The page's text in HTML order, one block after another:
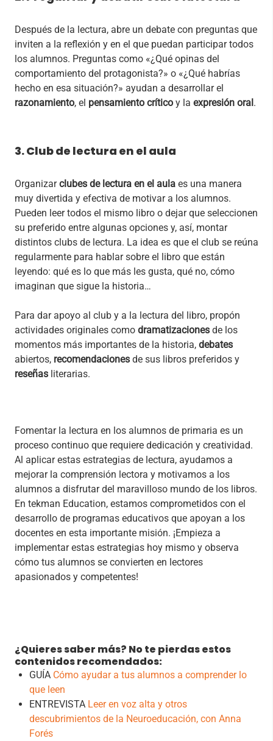
Después de la lectura, abre un debate con preguntas que
inviten a la reflexión y en el que puedan participar todos
los alumnos. Preguntas como «¿Qué opinas del
comportamiento del protagonista?» o «¿Qué habrías
hecho en esa situación?» ayudan a desarrollar el
razonamiento, el pensamiento crítico y la expresión oral.
3. Club de lectura en el aula
Organizarclubes de lectura en el aula es una manera
muy divertida y efectiva de motivar a los alumnos.
Pueden leer todos el mismo libro o dejar que seleccionen
su preferido entre algunas opciones y, así, montar
distintos clubs de lectura. La idea es que el club se reúna
regularmente para hablar sobre el libro que están
leyendo: qué es lo que más les gusta, qué no, cómo
imaginan que sigue la historia…
Para dar apoyo al club y a la lectura del libro, propón
actividades originales como dramatizaciones de los
momentos más importantes de la historia, debates
abiertos, recomendaciones de sus libros preferidos y
reseñas literarias.
Fomentar la lectura en los alumnos de primaria es un
proceso continuo que requiere dedicación y creatividad.
Al aplicar estas estrategias de lectura, ayudamos a
mejorar la comprensión lectora y motivamos a los
alumnos a disfrutar del maravilloso mundo de los libros.
En tekman Education, estamos comprometidos con el
desarrollo de programas educativos que apoyan a los
docentes en esta importante misión. ¡Empieza a
implementar estas estrategias hoy mismo y observa
cómo tus alumnos se convierten en lectores
apasionados y competentes!
¿Quieres saber más? No te pierdas estos
contenidos recomendados:
GUÍA Cómo ayudar a tus alumnos a comprender lo
que leen
ENTREVISTA Leer en voz alta y otros
descubrimientos de la Neuroeducación, con Anna
Forés